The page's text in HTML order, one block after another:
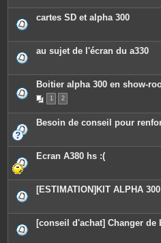
cartes SD et alpha 300
au sujet de l'écran du a330
Boitier alpha 300 en show-
1 2
Besoin de conseil pour
Ecran A380 hs :(
[ESTIMATION]KIT ALPHA
[conseil d'achat] Changer de